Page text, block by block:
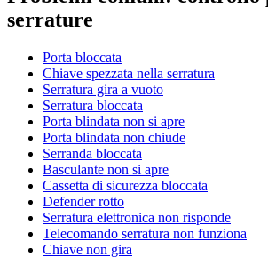
serrature
Porta bloccata
Chiave spezzata nella serratura
Serratura gira a vuoto
Serratura bloccata
Porta blindata non si apre
Porta blindata non chiude
Serranda bloccata
Basculante non si apre
Cassetta di sicurezza bloccata
Defender rotto
Serratura elettronica non risponde
Telecomando serratura non funziona
Chiave non gira